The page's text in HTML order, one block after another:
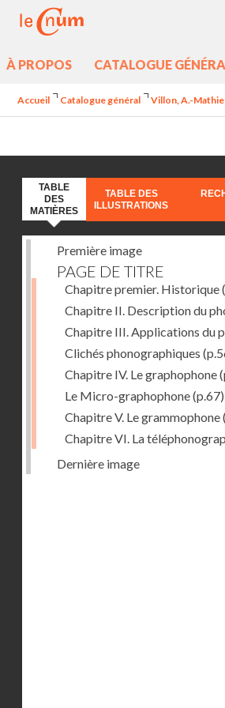
À PROPOS CATALOGUE
Accueil Catalogue général Villon, A.-
TABLE
DES
MATIÈRES
TABLE DES
ILLUSTRATIONS
Première image
PAGE DE TITRE
Chapitre premier. Historique
Chapitre II. Description du
Chapitre III. Applications du
Clichés phonographiques
Chapitre IV. Le graphophone
Le Micro-graphophone(p.67)
Chapitre V. Le grammophone
Chapitre VI. La
Dernière image